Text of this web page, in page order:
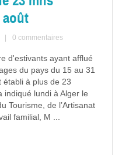
août
0 commentaires
d'estivants ayant afflué
du pays du 15 au 31
établi à plus de 23
indiqué lundi à Alger le
Tourisme, de l’Artisanat
familial, M ...